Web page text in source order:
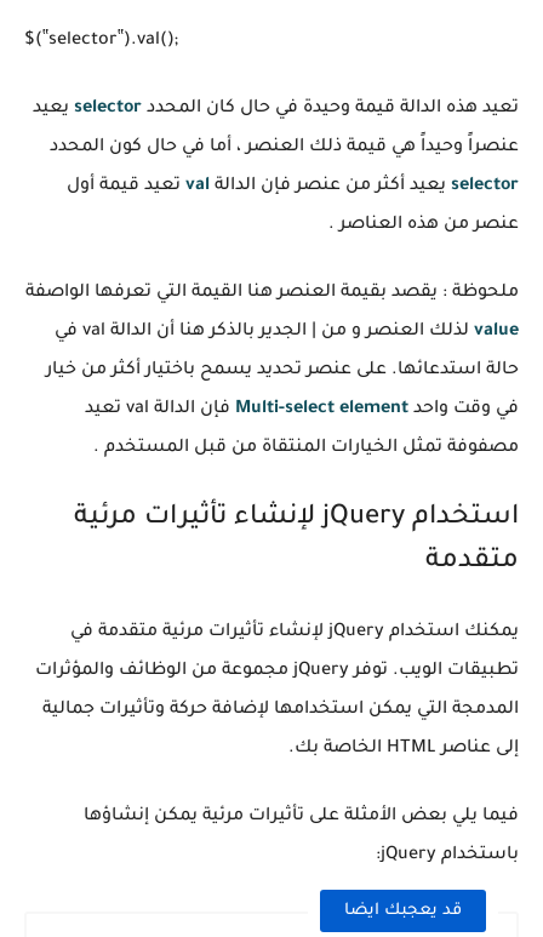
$(‟selector‟).val();
تعيد هذه الدالة قيمة وحيدة في حال كان المحدد selector يعيد
عنصراً وحيداً هي قيمة ذلك العنصر ، أما في حال كون المحدد
selector يعيد أكثر من عنصر فإن الدالة val تعيد قيمة أول
عنصر من هذه العناصر .
ملحوظة : يقصد بقيمة العنصر هنا القيمة التي تعرفها الواصفة
value
لذلك العنصر و من | الجدير بالذكر هنا أن الدالة val في
حالة استدعائها. على عنصر تحديد يسمح باختيار أكثر من خيار
في وقت واحد Multi-select element
فإن الدالة val تعيد
مصفوفة تمثل الخيارات المنتقاة من قبل المستخدم .
استخدام jQuery لإنشاء تأثيرات مرئية
متقدمة
يمكنك استخدام jQuery لإنشاء تأثيرات مرئية متقدمة في
تطبيقات الويب. توفر jQuery مجموعة من الوظائف والمؤثرات
المدمجة التي يمكن استخدامها لإضافة حركة وتأثيرات جمالية
إلى عناصر HTML الخاصة بك.
فيما يلي بعض الأمثلة على تأثيرات مرئية يمكن إنشاؤها
باستخدام jQuery:
قد يعجبك ايضا